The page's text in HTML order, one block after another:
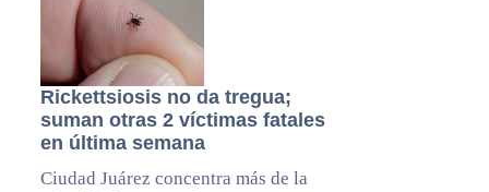
Rickettsiosis no da tregua;
suman otras 2 víctimas fatales
en última semana
Ciudad Juárez concentra más de la